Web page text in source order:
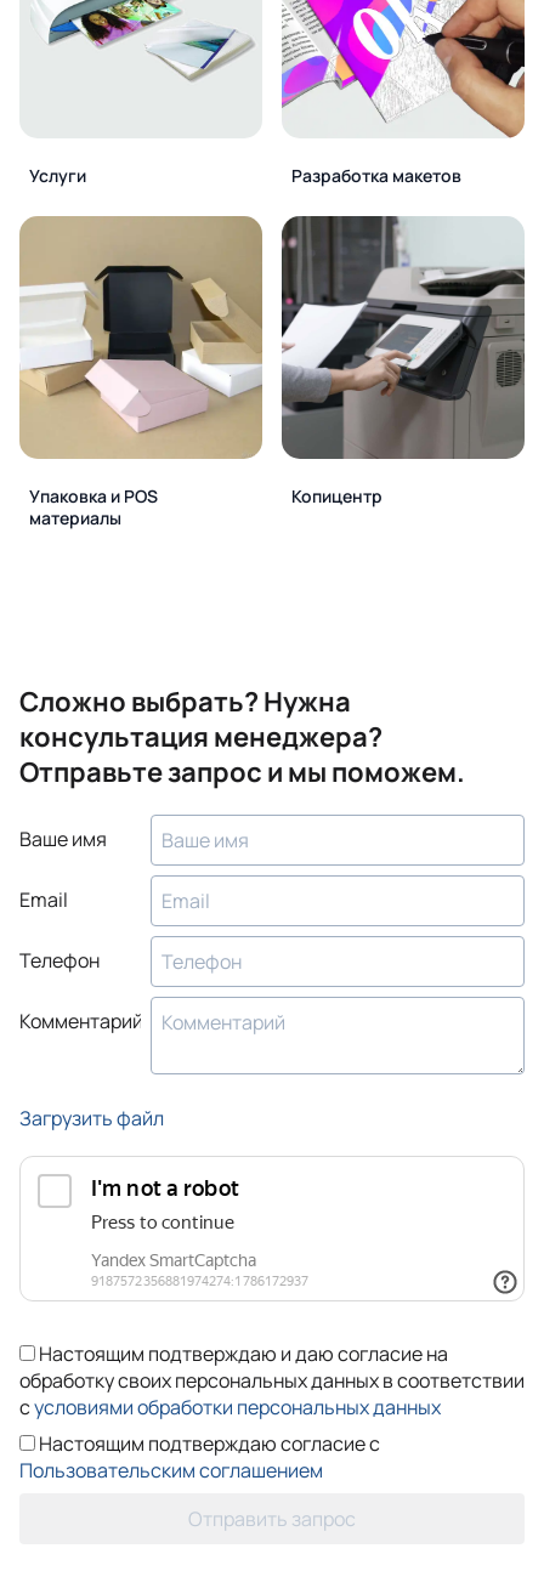
Услуги Разработка макетов
Упаковка и POS
материалы
Копицентр
Сложно выбрать? Нужна
консультация менеджера?
Отправьте запрос и мы поможем.
Ваше имя
Email
Телефон
Комментарий
Загрузить файл
Настоящим подтверждаю и даю согласие на
обработку своих персональных данных в соответствии
сусловиями обработки персональных данных
Настоящим подтверждаю согласие с
Пользовательским соглашением
Отправить запрос